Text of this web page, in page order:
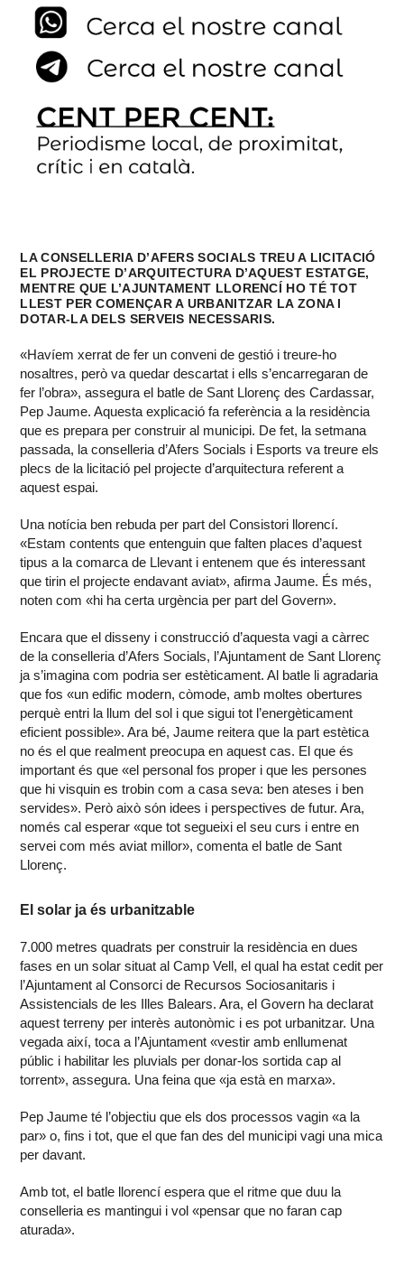
LA CONSELLERIA D’AFERS SOCIALS TREU A LICITACIÓ
EL PROJECTE D’ARQUITECTURA D’AQUEST ESTATGE,
MENTRE QUE L’AJUNTAMENT LLORENCÍ HO TÉ TOT
LLEST PER COMENÇAR A URBANITZAR LA ZONA I
DOTAR-LA DELS SERVEIS NECESSARIS.
«Havíem xerrat de fer un conveni de gestió i treure-ho
nosaltres, però va quedar descartat i ells s’encarregaran de
fer l’obra», assegura el batle de Sant Llorenç des Cardassar,
Pep Jaume. Aquesta explicació fa referència a la residència
que es prepara per construir al municipi. De fet, la setmana
passada, la conselleria d’Afers Socials i Esports va treure els
plecs de la licitació pel projecte d’arquitectura referent a
aquest espai.
Una notícia ben rebuda per part del Consistori llorencí.
«Estam contents que entenguin que falten places d’aquest
tipus a la comarca de Llevant i entenem que és interessant
que tirin el projecte endavant aviat», afirma Jaume. És més,
noten com «hi ha certa urgència per part del Govern».
Encara que el disseny i construcció d’aquesta vagi a càrrec
de la conselleria d’Afers Socials, l’Ajuntament de Sant Llorenç
ja s’imagina com podria ser estèticament. Al batle li agradaria
que fos «un edific modern, còmode, amb moltes obertures
perquè entri la llum del sol i que sigui tot l’energèticament
eficient possible». Ara bé, Jaume reitera que la part estètica
no és el que realment preocupa en aquest cas. El que és
important és que «el personal fos proper i que les persones
que hi visquin es trobin com a casa seva: ben ateses i ben
servides». Però això són idees i perspectives de futur. Ara,
només cal esperar «que tot segueixi el seu curs i entre en
servei com més aviat millor», comenta el batle de Sant
Llorenç.
El solar ja és urbanitzable
7.000 metres quadrats per construir la residència en dues
fases en un solar situat al Camp Vell, el qual ha estat cedit per
l’Ajuntament al Consorci de Recursos Sociosanitaris i
Assistencials de les Illes Balears. Ara, el Govern ha declarat
aquest terreny per interès autonòmic i es pot urbanitzar. Una
vegada així, toca a l’Ajuntament «vestir amb enllumenat
públic i habilitar les pluvials per donar-los sortida cap al
torrent», assegura. Una feina que «ja està en marxa».
Pep Jaume té l’objectiu que els dos processos vagin «a la
par» o, fins i tot, que el que fan des del municipi vagi una mica
per davant.
Amb tot, el batle llorencí espera que el ritme que duu la
conselleria es mantingui i vol «pensar que no faran cap
aturada».